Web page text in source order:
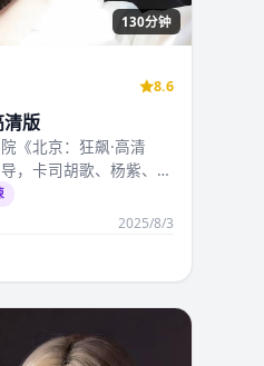
130分钟
8.6
清版
《北京：狂飙·高清
，卡司胡歌、杨紫、赵
现，2…
2025/8/3